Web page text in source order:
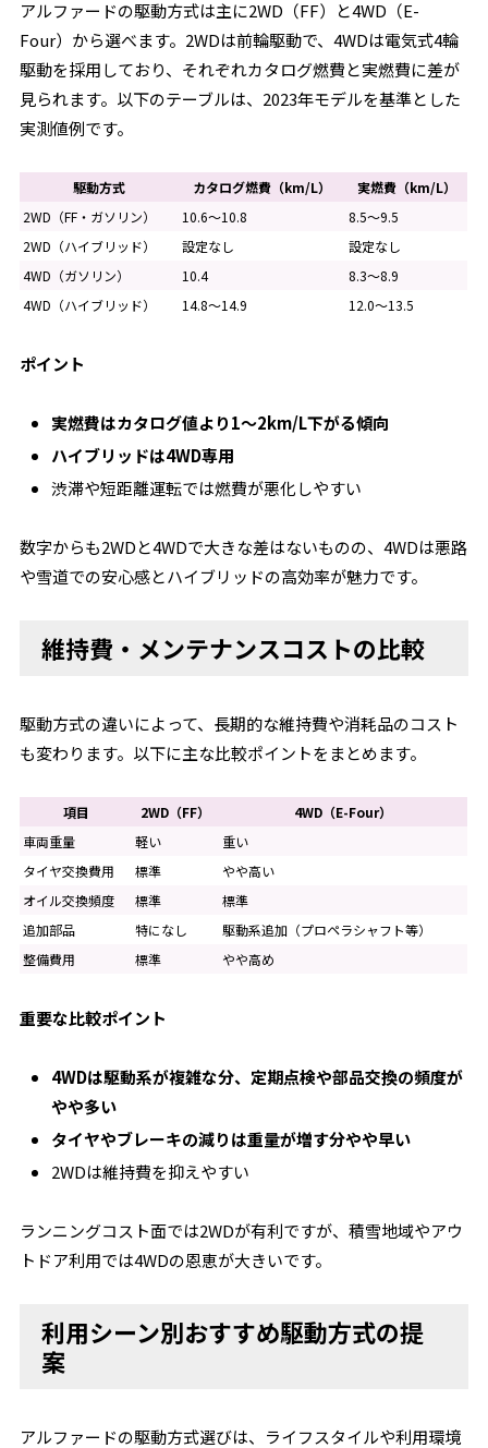
アルファードの駆動方式は主に2WD（FF）と4WD（E-
Four）から選べます。2WDは前輪駆動で、4WDは電気式4輪
駆動を採用しており、それぞれカタログ燃費と実燃費に差が
見られます。以下のテーブルは、2023年モデルを基準とした
実測値例です。
駆動方式 カタログ燃費（km/L）
実燃費（km/L）
2WD（FF・ガソリン）
10.6～10.8
8.5～9.5
2WD（ハイブリッド）
設定なし
設定なし
4WD（ガソリン）
10.4
8.3～8.9
4WD（ハイブリッド）
14.8～14.9 12.0～13.5
ポイント
実燃費はカタログ値より1～2km/L下がる傾向
ハイブリッドは4WD専用
渋滞や短距離運転では燃費が悪化しやすい
数字からも2WDと4WDで大きな差はないものの、4WDは悪路
や雪道での安心感とハイブリッドの高効率が魅力です。
維持費・メンテナンスコストの比較
駆動方式の違いによって、長期的な維持費や消耗品のコスト
も変わります。以下に主な比較ポイントをまとめます。
項目 2WD（FF）
4WD（E-Four）
車両重量
軽い
重い
タイヤ交換費用
標準
やや高い
オイル交換頻度
標準
標準
追加部品
特になし
駆動系追加（プロペラシャフト等）
整備費用
標準 やや高め
重要な比較ポイント
4WDは駆動系が複雑な分、定期点検や部品交換の頻度が
やや多い
タイヤやブレーキの減りは重量が増す分やや早い
2WDは維持費を抑えやすい
ランニングコスト面では2WDが有利ですが、積雪地域やアウ
トドア利用では4WDの恩恵が大きいです。
利用シーン別おすすめ駆動方式の提
案
アルファードの駆動方式選びは、ライフスタイルや利用環境